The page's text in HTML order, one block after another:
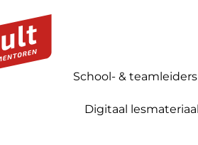
School- & teamleiders
Digitaal lesmateriaal